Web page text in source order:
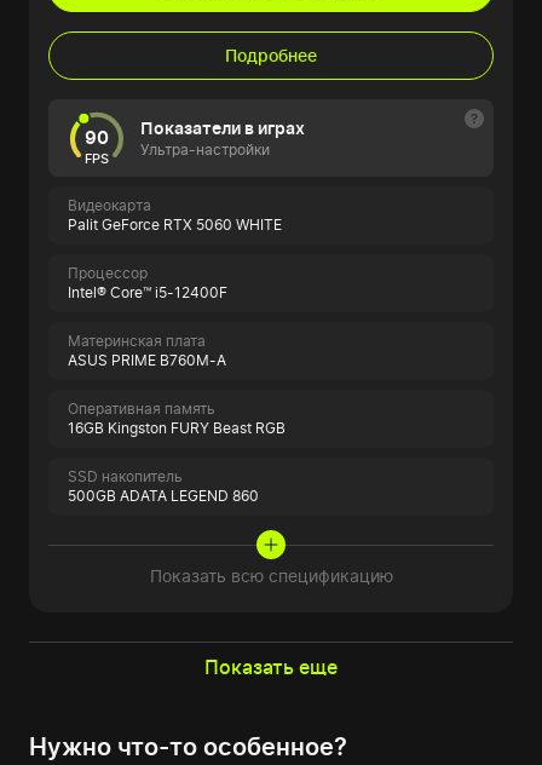
Подробнее
90
FPS
Показатели в играх
Ультра-настройки
Видеокарта
Palit GeForce RTX 5060 WHITE
Процессор
Intel® Core™ i5-12400F
Материнская плата
ASUS PRIME B760M-A
Оперативная память
16GB Kingston FURY Beast RGB
SSD накопитель
500GB ADATA LEGEND 860
Показать всю спецификацию
Показать еще
Нужно что-то особенное?